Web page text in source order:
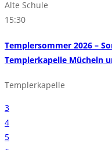
Alte Schule
15:30
Templersommer 2026 –
Templerkapelle Mücheln
Templerkapelle
3
4
5